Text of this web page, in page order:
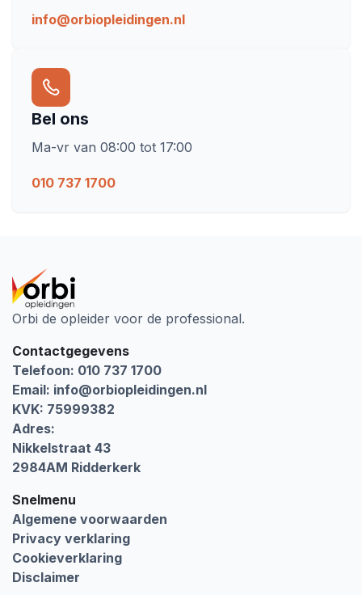
info@orbiopleidingen.nl
Bel ons
Ma-vr van 08:00 tot 17:00
010 737 1700
Orbi de opleider voor de professional.
Contactgegevens
Telefoon: 010 737 1700
Email: info@orbiopleidingen.nl
KVK: 75999382
Adres:
Nikkelstraat 43
2984AM Ridderkerk
Snelmenu
Algemene voorwaarden
Privacy verklaring
Cookieverklaring
Disclaimer